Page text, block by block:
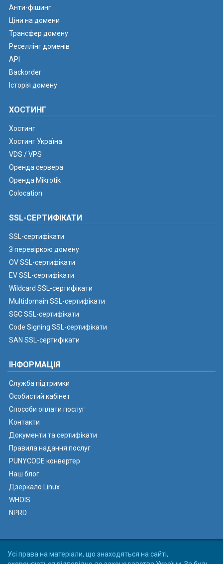
Анти-фішинг
Ціни на домени
Трансфер домену
Реселлінг доменів
API
Backorder
Історія домену
ХОСТИНГ
Хостинг
Хостинг Україна
VDS / VPS
Оренда сервера
Оренда Mikrotik
Colocation
SSL-СЕРТИФІКАТИ
SSL-сертифікати
З перевіркою домену
OV SSL-сертифікати
EV SSL-сертифікати
Wildcard SSL-сертифікати
Multidomain SSL-сертифікати
SGC SSL-сертифікати
Code Signing SSL-сертифікати
SAN SSL-сертифікати
ІНФОРМАЦІЯ
Служба підтримки
Особистий кабінет
Способи оплати послуг
Контакти
Документи та сертифікати
Правила надання послуг
PUNYCODE конвертер
Наш блог
Дзеркало Linux
WHOIS
NPRD
Усі права на матеріали, що знаходяться на сайті,